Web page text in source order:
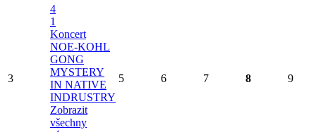
3
4
1
Koncert
NOE-KOHL
GONG
MYSTERY
IN NATIVE
INDRUSTRY
Zobrazit
všechny
5 6 7 8 9